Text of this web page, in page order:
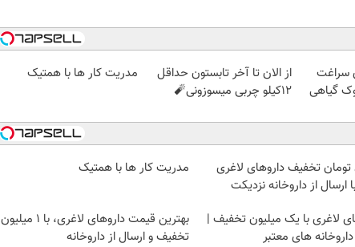
سراغت
گیاهی
از الان تا آخر تابستون حداقل
12کیلو چربی میسوزونی🧨
مدریت کار ها با همتیک
تومان تخفیف داروهای لاغری
ارسال از داروخانه نزدیکت
مدریت کار ها با همتیک
لاغری با یک میلیون تخفیف |
های معتبر
بهترین قیمت داروهای لاغری، با ۱ میلیون
تخفیف و ارسال از داروخانه‌